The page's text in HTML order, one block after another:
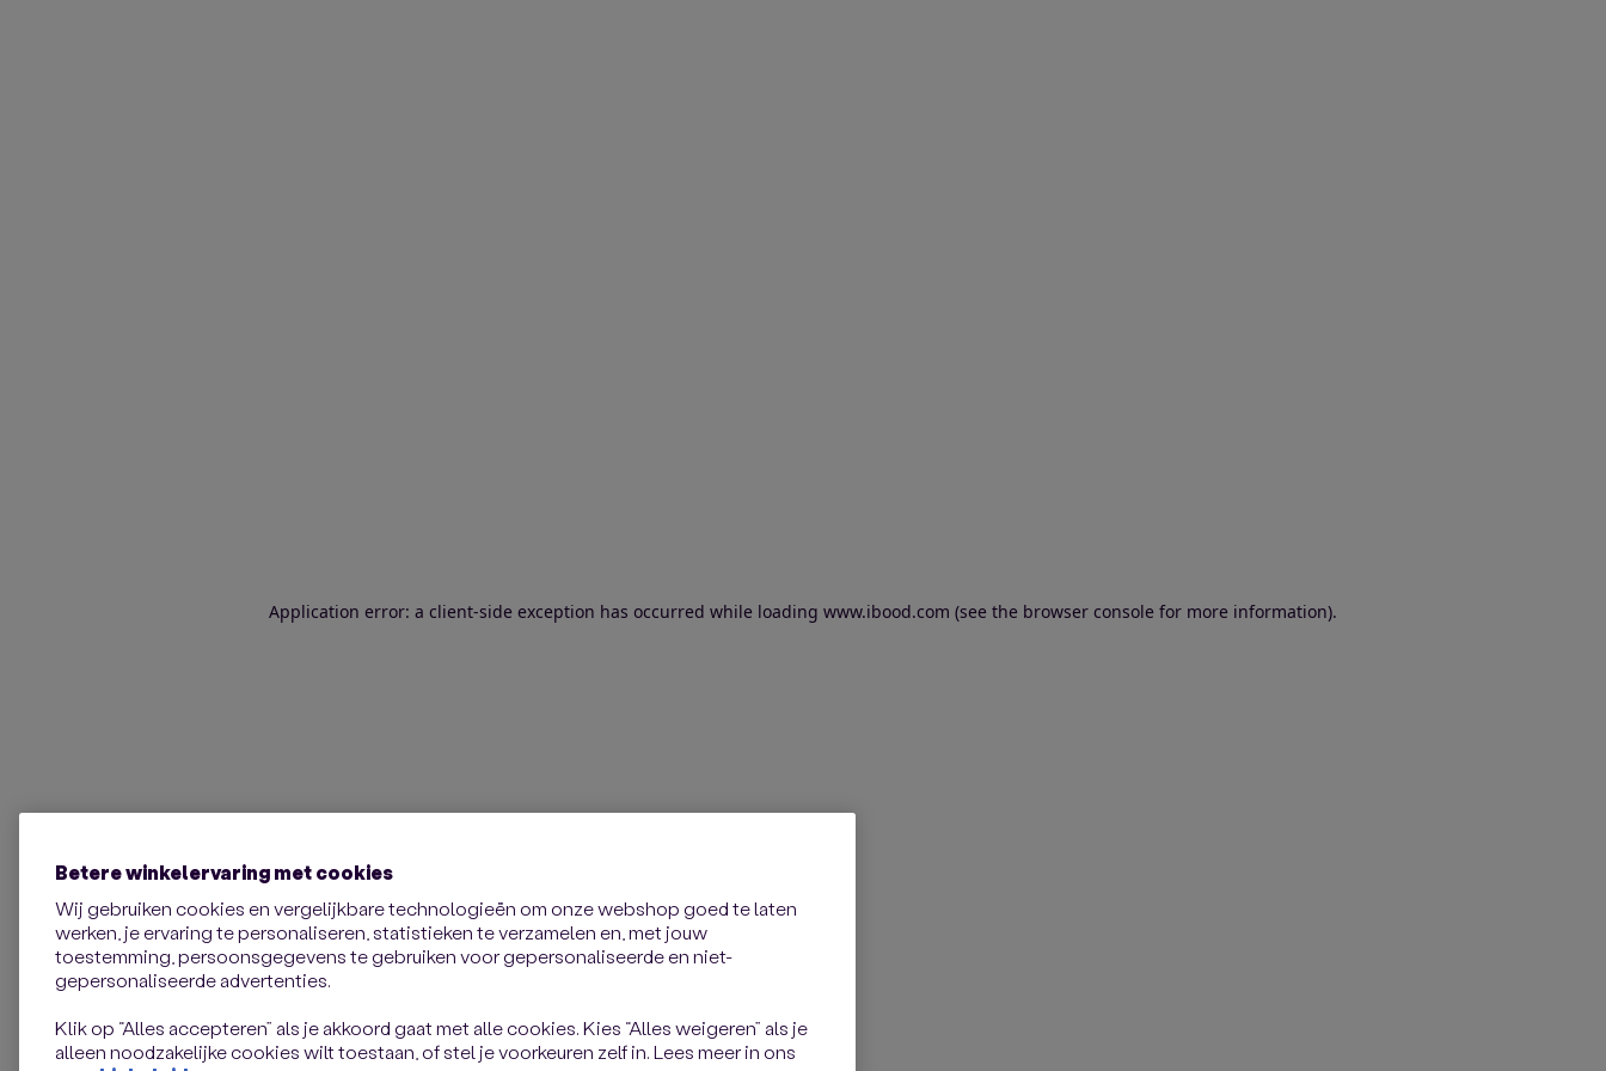
Application error: a client-side exception has occurred while loading www.ibood.com (see the browser console for more information).
Betere winkelervaring met cookies
Wij gebruiken cookies en vergelijkbare technologieën om onze webshop goed te laten
werken, je ervaring te personaliseren, statistieken te verzamelen en, met jouw
toestemming, persoonsgegevens te gebruiken voor gepersonaliseerde en niet-
gepersonaliseerde advertenties.
Klik op “Alles accepteren” als je akkoord gaat met alle cookies. Kies “Alles weigeren” als je
alleen noodzakelijke cookies wilt toestaan, of stel je voorkeuren zelf in. Lees meer in ons